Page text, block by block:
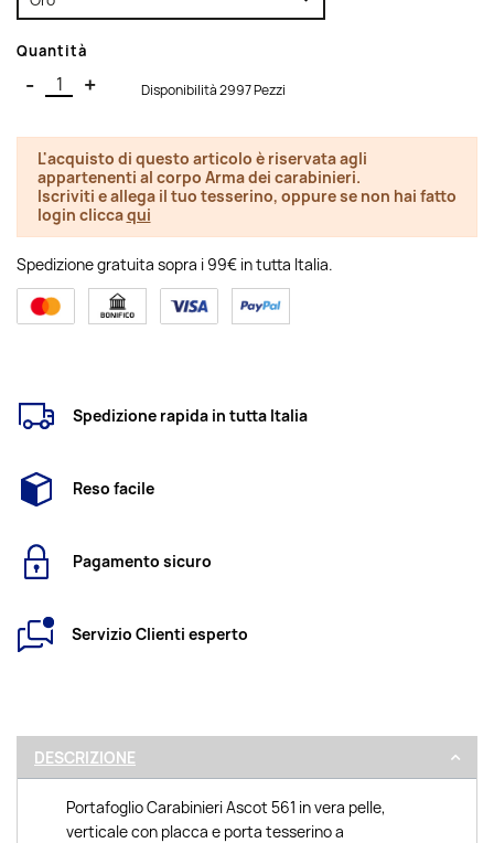
Quantità
- + Disponibilità 2997 Pezzi
L'acquisto di questo articolo è riservata agli
appartenenti al corpo Arma dei carabinieri.
Iscriviti e allega il tuo tesserino, oppure se non hai fatto
login cliccaqui
Spedizione gratuita sopra i 99€ in tutta Italia.
Spedizione rapida in tutta Italia
Reso facile
Pagamento sicuro
Servizio Clienti esperto
DESCRIZIONE
Portafoglio Carabinieri Ascot 561 in vera pelle,
verticale con placca e porta tesserino a